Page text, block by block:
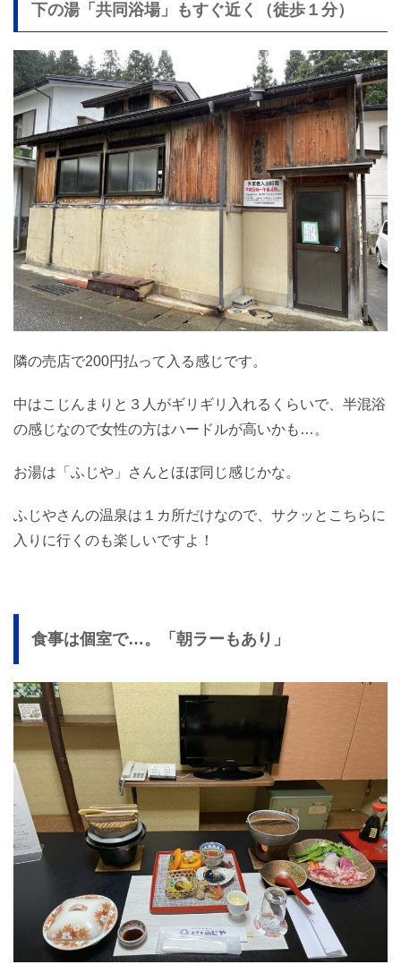
下の湯「共同浴場」もすぐ近く（徒歩１分）
隣の売店で200円払って入る感じです。
中はこじんまりと３人がギリギリ入れるくらいで、半混浴
の感じなので女性の方はハードルが高いかも…。
お湯は「ふじや」さんとほぼ同じ感じかな。
ふじやさんの温泉は１カ所だけなので、サクッとこちらに
入りに行くのも楽しいですよ！
食事は個室で…。「朝ラーもあり」